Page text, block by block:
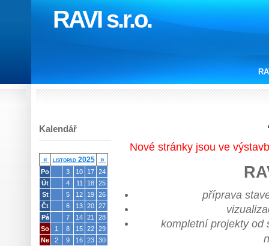
RAVI s.r.o.
Kalendář
« listopad 2025 »
Po 3 10 17 24
Út
4 11 18 25
St
5 12 19 26
Čt
6 13 20 27
Pá
7 14 21
28
So
1 8 15 22 29
Ne
2 9 16 23 30
Nové stránky jsou ve
příprava
kompletní projekty od